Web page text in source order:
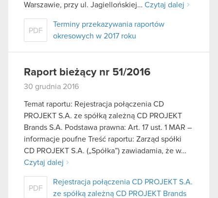
Warszawie, przy ul. Jagiellońskiej… Czytaj dalej
PDF
Terminy przekazywania raportów
okresowych w 2017 roku
Raport bieżący nr 51/2016
30 grudnia 2016
Temat raportu: Rejestracja połączenia CD
PROJEKT S.A. ze spółką zależną CD PROJEKT
Brands S.A. Podstawa prawna: Art. 17 ust. 1 MAR –
informacje poufne Treść raportu: Zarząd spółki
CD PROJEKT S.A. („Spółka”) zawiadamia, że w…
Czytaj dalej
PDF
Rejestracja połączenia CD PROJEKT S.A.
ze spółką zależną CD PROJEKT Brands